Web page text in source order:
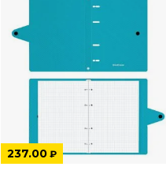
237.00 ₽